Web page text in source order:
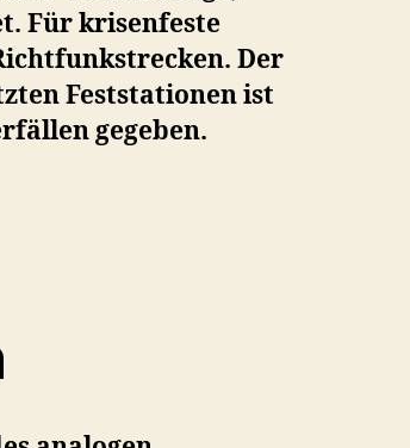
Für krisenfeste
Der
Feststationen ist
gegeben.